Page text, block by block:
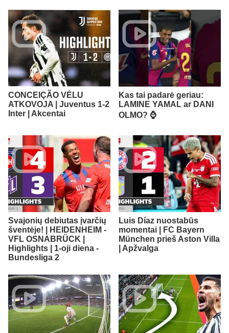
CONCEIÇÃO VĖLU
ATKOVOJA | Juventus 1-2
Inter | Akcentai
Kas tai padarė geriau:
LAMINE YAMAL ar DANI
OLMO? ⌚️
Svajonių debiutas įvarčių
šventėje! | HEIDENHEIM -
VFL OSNABRÜCK |
Highlights | 1-oji diena -
Bundesliga 2
Luis Díaz nuostabūs
momentai | FC Bayern
München prieš Aston Villa
| Apžvalga